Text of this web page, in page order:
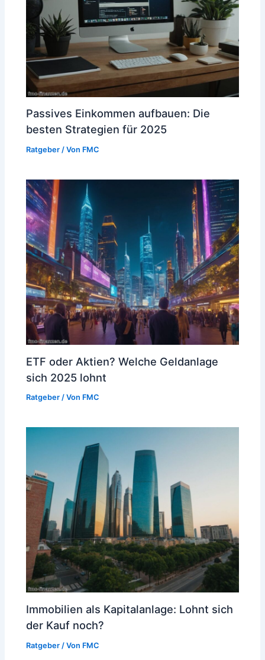
Passives Einkommen aufbauen: Die
besten Strategien für 2025
Ratgeber / Von FMC
ETF oder Aktien? Welche Geldanlage
sich 2025 lohnt
Ratgeber / Von FMC
Immobilien als Kapitalanlage: Lohnt sich
der Kauf noch?
Ratgeber / Von FMC